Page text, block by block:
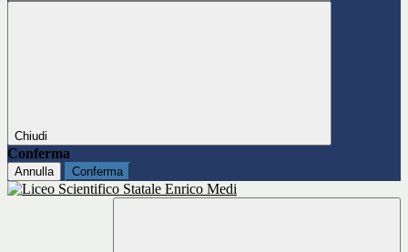
Chiudi
Conferma
Annulla Conferma